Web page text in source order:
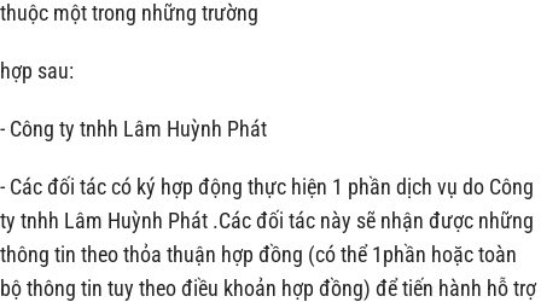
thuộc một trong những trường
hợp sau:
- Công ty tnhh Lâm Huỳnh Phát
- Các đối tác có ký hợp động thực hiện 1 phần dịch vụ do Công
ty tnhh Lâm Huỳnh Phát .Các đối tác này sẽ nhận được những
thông tin theo thỏa thuận hợp đồng (có thể 1phần hoặc toàn
bộ thông tin tuy theo điều khoản hợp đồng) để tiến hành hỗ trợ